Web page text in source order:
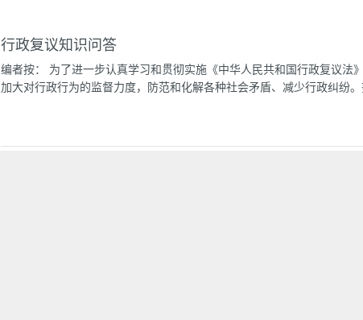
上）中，因年老（男五十九岁、女四十九岁以上）和适龄而不适宜安排
元至三十元拨付生活补助费，由区、县房地产管理局根据被征地社队收
情况，在此幅度内提出具体执行意见，报区、县人民政府确定。 每个
生活补助费数额，按市民政局的规定办理。 已经实行退休制度社队
行政复议知识问答
编者按： 为了进一步认真学习和贯彻实施《中华人民共和国行政复议法
加大对行政行为的监督力度，防范和化解各种社会矛盾、减少行政纠纷